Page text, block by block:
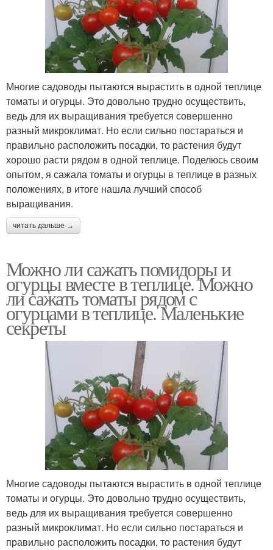
Многие садоводы пытаются вырастить в одной теплице
томаты и огурцы. Это довольно трудно осуществить,
ведь для их выращивания требуется совершенно
разный микроклимат. Но если сильно постараться и
правильно расположить посадки, то растения будут
хорошо расти рядом в одной теплице. Поделюсь своим
опытом, я сажала томаты и огурцы в теплице в разных
положениях, в итоге нашла лучший способ
выращивания.
читать дальше →
Можно ли сажать помидоры и
огурцы вместе в теплице. Можно
ли сажать томаты рядом с
огурцами в теплице. Маленькие
секреты
Многие садоводы пытаются вырастить в одной теплице
томаты и огурцы. Это довольно трудно осуществить,
ведь для их выращивания требуется совершенно
разный микроклимат. Но если сильно постараться и
правильно расположить посадки, то растения будут